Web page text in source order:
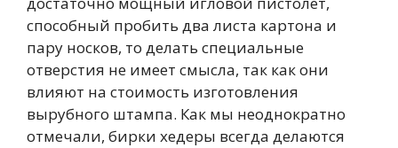
способный пробить два листа картона и
пару носков, то делать специальные
отверстия не имеет смысла, так как они
влияют на стоимость изготовления
вырубного штампа. Как мы неоднократно
отмечали, бирки хедеры всегда делаются